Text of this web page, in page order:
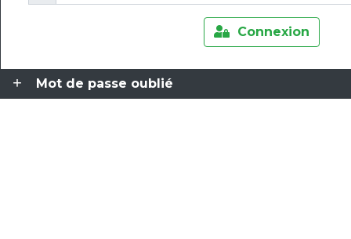
Connexion
Mot de passe oublié